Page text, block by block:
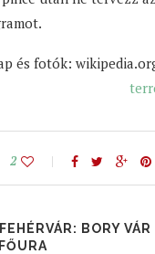
és fotók:
2
BORY VÁR